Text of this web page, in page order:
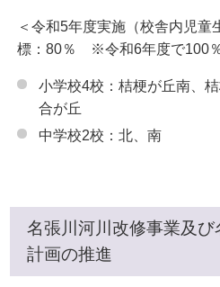
＜令和5年度実施（校舎内児童
標：80％ ※令和6年度で100
小学校4校：桔梗が丘南、
合が丘
中学校2校：北、南
名張川河川改修事業及び
計画の推進